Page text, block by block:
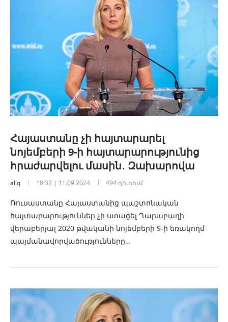
Հայաստանը չի հայտարարել
նոյեմբերի 9-ի հայտարարությունից
հրաժարվելու մասին․ Զախարովա
aliq 18:32 | 11.09.2024 494 դիտում
Ռուսաստանը Հայաստանից պաշտոնական
հայտարարություններ չի ստացել Ղարաբաղի
վերաբերյալ 2020 թվականի նոյեմբերի 9-ի եռակողմ
պայմանավորվածությունները…